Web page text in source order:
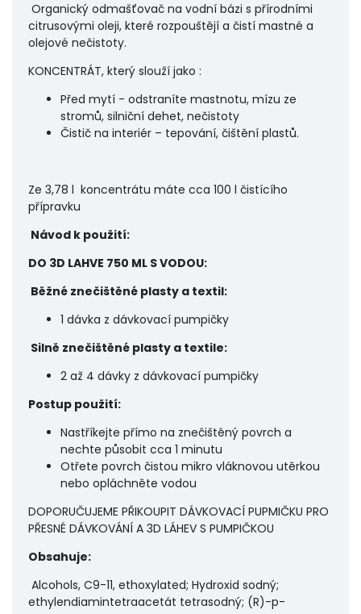
Organický odmašťovač na vodní bázi s přírodními
citrusovými oleji, které rozpouštějí a čistí mastné a
olejové nečistoty.
KONCENTRÁT, který slouží jako :
Před mytí - odstraníte mastnotu, mízu ze
stromů, silniční dehet, nečistoty
Čistič na interiér – tepování, čištění plastů.
Ze 3,78 l koncentrátu máte cca 100 l čistícího
přípravku
Návod k použití:
DO 3D LAHVE 750 ML S VODOU:
Běžné znečištěné plasty a textil:
1 dávka z dávkovací pumpičky
Silně znečištěné plasty a textile:
2 až 4 dávky z dávkovací pumpičky
Postup použití:
Nastříkejte přímo na znečištěný povrch a
nechte působit cca 1 minutu
Otřete povrch čistou mikro vláknovou utěrkou
nebo opláchněte vodou
DOPORUČUJEME PŘIKOUPIT DÁVKOVACÍ PUPMIČKU PRO
PŘESNÉ DÁVKOVÁNÍ A 3D LÁHEV S PUMPIČKOU
Obsahuje:
Alcohols, C9-11, ethoxylated; Hydroxid sodný;
ethylendiamintetraacetát tetrasodný; (R)-p-